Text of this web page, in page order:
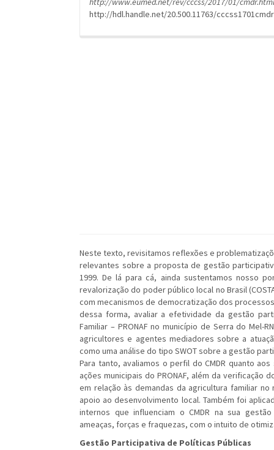
http://hdl.handle.net/20.500.11763/cccss1701cmdr
Neste texto, revisitamos reflexões e
relevantes sobre a proposta de gestão
1999. De lá para cá, ainda sustentamos nosso
revalorização do poder público local no Brasil
com mecanismos de democratização dos
dessa forma, avaliar a efetividade da gestão
Familiar – PRONAF no município de Serra do
agricultores e agentes mediadores sobre a
como uma análise do tipo SWOT sobre a gestão
Para tanto, avaliamos o perfil do CMDR quanto
ações municipais do PRONAF, além da
em relação às demandas da agricultura familiar
apoio ao desenvolvimento local. Também foi
internos que influenciam o CMDR na sua
ameaças, forças e fraquezas, com o intuito de
Gestão Participativa de Políticas Públicas